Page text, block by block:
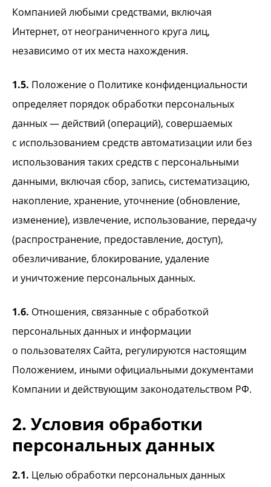
Компанией любыми средствами, включая
Интернет, от неограниченного круга лиц,
независимо от их места нахождения.
1.5. Положение о Политике конфиденциальности
определяет порядок обработки персональных
данных — действий (операций), совершаемых
с использованием средств автоматизации или без
использования таких средств с персональными
данными, включая сбор, запись, систематизацию,
накопление, хранение, уточнение (обновление,
изменение), извлечение, использование, передачу
(распространение, предоставление, доступ),
обезличивание, блокирование, удаление
и уничтожение персональных данных.
1.6. Отношения, связанные с обработкой
персональных данных и информации
о пользователях Сайта, регулируются настоящим
Положением, иными официальными документами
Компании и действующим законодательством РФ.
2. Условия обработки
персональных данных
2.1. Целью обработки персональных данных